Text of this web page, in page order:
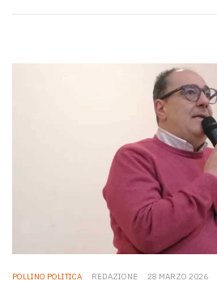
POLLINO POLITICA REDAZIONE 28 MARZO 2026